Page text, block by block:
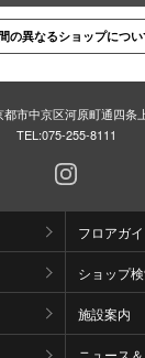
の異なるショップについ
市中京区河原町通四条
TEL:075-255-8111
フロアガ
ショップ
施設案内
ニュース